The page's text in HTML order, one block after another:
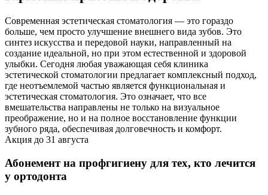
Современная эстетическая стоматология — это гораздо
больше, чем просто улучшение внешнего вида зубов. Это
синтез искусства и передовой науки, направленный на
создание идеальной, но при этом естественной и здоровой
улыбки. Сегодня любая уважающая себя клиника
эстетической стоматологии предлагает комплексный подход,
где неотъемлемой частью является функциональная и
эстетическая стоматология. Это означает, что все
вмешательства направлены не только на визуальное
преображение, но и на полное восстановление функции
зубного ряда, обеспечивая долговечность и комфорт.
Акция до 31 августа
Абонемент на профгигиену для тех, кто лечится
у ортодонта